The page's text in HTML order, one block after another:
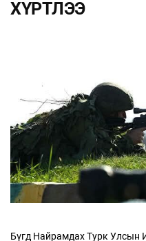
ХҮРТЛЭЭ
Бүгд Найрамдах Турк Улсын